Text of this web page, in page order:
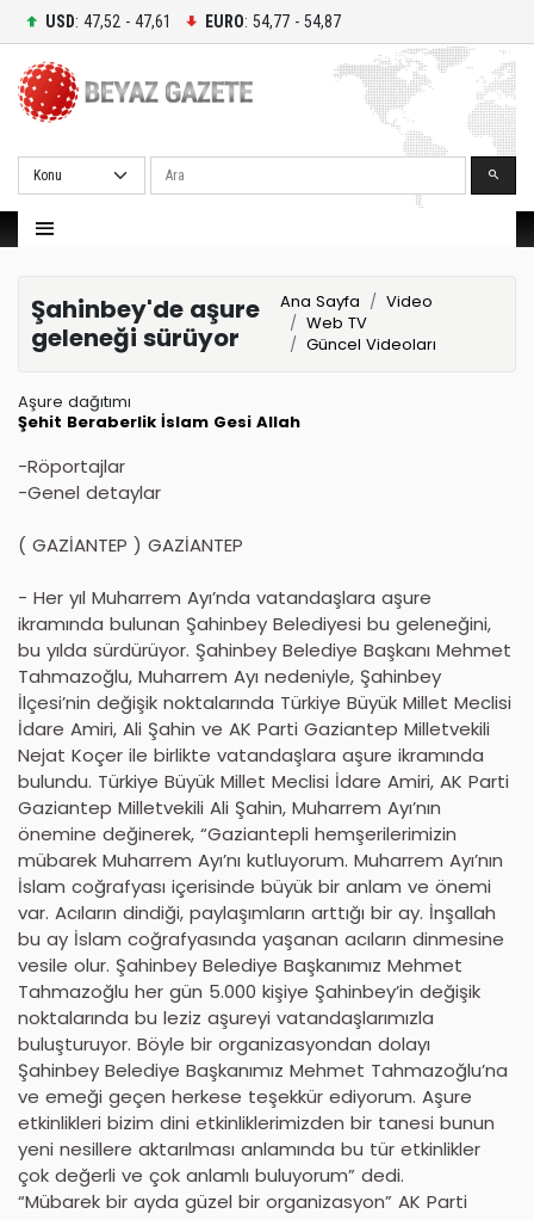
USD: 47,52 - 47,61 EURO: 54,77 - 54,87
Ara
Şahinbey'de aşure
geleneği sürüyor
Ana Sayfa
Video
Web TV
Güncel Videoları
Aşure dağıtımı
Şehit Beraberlik İslam Gesi Allah
-Röportajlar
-Genel detaylar
( GAZİANTEP ) GAZİANTEP
- Her yıl Muharrem Ayı’nda vatandaşlara aşure
ikramında bulunan Şahinbey Belediyesi bu geleneğini,
bu yılda sürdürüyor. Şahinbey Belediye Başkanı Mehmet
Tahmazoğlu, Muharrem Ayı nedeniyle, Şahinbey
İlçesi’nin değişik noktalarında Türkiye Büyük Millet Meclisi
İdare Amiri, Ali Şahin ve AK Parti Gaziantep Milletvekili
Nejat Koçer ile birlikte vatandaşlara aşure ikramında
bulundu. Türkiye Büyük Millet Meclisi İdare Amiri, AK Parti
Gaziantep Milletvekili Ali Şahin, Muharrem Ayı’nın
önemine değinerek, “Gaziantepli hemşerilerimizin
mübarek Muharrem Ayı’nı kutluyorum. Muharrem Ayı’nın
İslam coğrafyası içerisinde büyük bir anlam ve önemi
var. Acıların dindiği, paylaşımların arttığı bir ay. İnşallah
bu ay İslam coğrafyasında yaşanan acıların dinmesine
vesile olur. Şahinbey Belediye Başkanımız Mehmet
Tahmazoğlu her gün 5.000 kişiye Şahinbey’in değişik
noktalarında bu leziz aşureyi vatandaşlarımızla
buluşturuyor. Böyle bir organizasyondan dolayı
Şahinbey Belediye Başkanımız Mehmet Tahmazoğlu’na
ve emeği geçen herkese teşekkür ediyorum. Aşure
etkinlikleri bizim dini etkinliklerimizden bir tanesi bunun
yeni nesillere aktarılması anlamında bu tür etkinlikler
çok değerli ve çok anlamlı buluyorum” dedi.
“Mübarek bir ayda güzel bir organizasyon” AK Parti